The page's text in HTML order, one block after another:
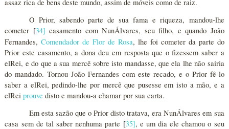
assaz rica de bens deste mundo, assim de móveis como de raiz.
O Prior, sabendo parte de sua fama e riqueza, mandou-lhe
cometer [34] casamento com NunÁlvares, seu filho, e quando João
Fernandes,Comendador de Flor de Rosa, lhe foi cometer da parte do
Prior este casamento, a dona deu em resposta que o fizessem saber a
elRei, e do que a sua mercê sobre isto mandasse, que ela lhe não sairia
do mandado. Tornou João Fernandes com este recado, e o Prior fê-lo
saber a elRei, pedindo-lhe por mercê que pusesse em isto a mão, e a
elReiprouve disto e mandou-a chamar por sua carta.
Em esta sazão que o Prior disto tratava, era NunÁlvares em sua
casa sem de tal saber nenhuma parte [35], e um dia ele chamou o seu